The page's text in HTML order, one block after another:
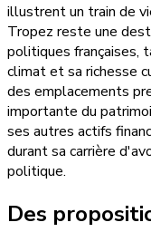
illustrent un train de
Tropez reste une
politiques françaises,
climat et sa richesse
des emplacements
importante du
ses autres actifs
durant sa carrière
politique.
Des